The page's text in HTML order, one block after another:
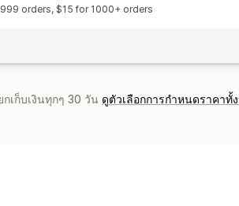
orders, $15 for 1000+ orders
เก็บเงินทุกๆ 30 วัน ดูตัวเลือกการกำหนดราคาทั้